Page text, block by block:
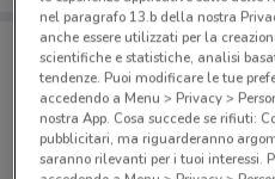
Porta DoveConviene
Puoi trovare le
salvarle e creare la
dal tuo cellulare.
nel paragrafo 13.b della nostra
anche essere utilizzati per la
scientifiche e statistiche, analisi
tendenze. Puoi modificare le tue
accedendo a Menu > Privacy >
nostra App. Cosa succede se rifiuti:
pubblicitari, ma riguarderanno
saranno rilevanti per i tuoi interessi.